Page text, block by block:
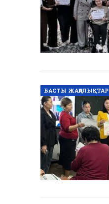
БАСТЫ ЖАҢАЛЫҚТАР